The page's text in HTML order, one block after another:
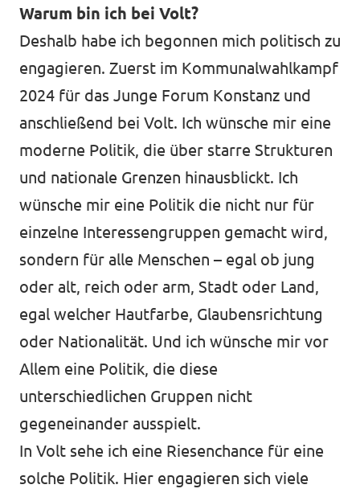
Warum bin ich bei Volt?
Deshalb habe ich begonnen mich politisch zu
engagieren. Zuerst im Kommunalwahlkampf
2024 für das Junge Forum Konstanz und
anschließend bei Volt. Ich wünsche mir eine
moderne Politik, die über starre Strukturen
und nationale Grenzen hinausblickt. Ich
wünsche mir eine Politik die nicht nur für
einzelne Interessengruppen gemacht wird,
sondern für alle Menschen – egal ob jung
oder alt, reich oder arm, Stadt oder Land,
egal welcher Hautfarbe, Glaubensrichtung
oder Nationalität. Und ich wünsche mir vor
Allem eine Politik, die diese
unterschiedlichen Gruppen nicht
gegeneinander ausspielt.
In Volt sehe ich eine Riesenchance für eine
solche Politik. Hier engagieren sich viele